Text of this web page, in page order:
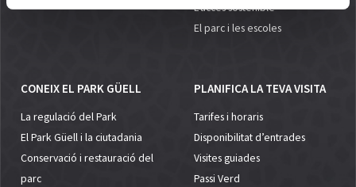
L'accés sostenible
El parc i les escoles
CONEIX EL PARK GÜELL
La regulació del Park
El Park Güell i la ciutadania
Conservació i restauració del
parc
PLANIFICA LA TEVA VISITA
Tarifes i horaris
Disponibilitat d’entrades
Visites guiades
Passi Verd